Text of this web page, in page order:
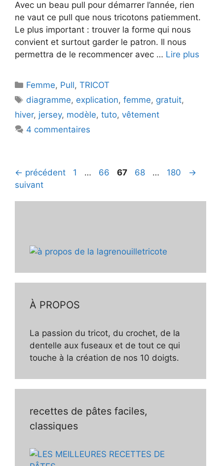
Avec un beau pull pour démarrer l’année, rien
ne vaut ce pull que nous tricotons patiemment.
Le plus important : trouver la forme qui nous
convient et surtout garder le patron. Il nous
permettra de le recommencer avec … Lire plus
Catégories
Femme, Pull,TRICOT
Étiquettes
diagramme, explication,femme, gratuit,
hiver, jersey, modèle, tuto, vêtement
4 commentaires
← précédent Page
1 … Page
66 Page
67 Page
68 … Page
180
→
suivant
À PROPOS
La passion du tricot, du crochet, de la
dentelle aux fuseaux et de tout ce qui
touche à la création de nos 10 doigts.
recettes de pâtes faciles,
classiques